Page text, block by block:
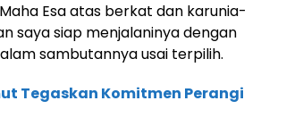
Esa atas berkat dan karunia-
saya siap menjalaninya dengan
sambutannya usai terpilih.
Tegaskan Komitmen Perangi